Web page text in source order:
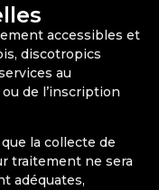
accessibles et
discotropics
au
de l’inscription
la collecte de
traitement ne sera
adéquates,